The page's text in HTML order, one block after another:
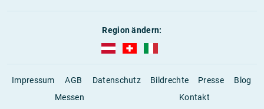
Region ändern:
AUBI-plus Österreich (deutsch)
AUBI-plus Schweiz (deutsch)
AUBI-plus Italien (deutsch)
Impressum AGB Datenschutz Bildrechte Presse
Blog
Messen
Kontakt